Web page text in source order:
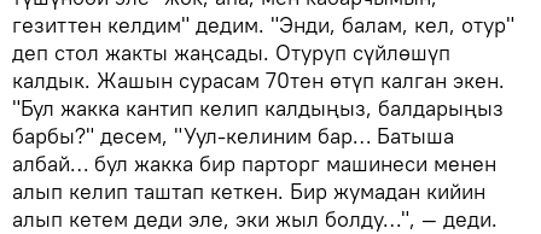
гезиттен келдим" дедим. "Энди, балам, кел, отур"
деп стол жакты жаңсады. Отуруп сүйлөшүп
калдык. Жашын сурасам 70тен өтүп калган экен.
"Бул жакка кантип келип калдыңыз, балдарыңыз
барбы?" десем, "Уул-келиним бар… Батыша
албай… бул жакка бир парторг машинеси менен
алып келип таштап кеткен. Бир жумадан кийин
алып кетем деди эле, эки жыл болду…", — деди.